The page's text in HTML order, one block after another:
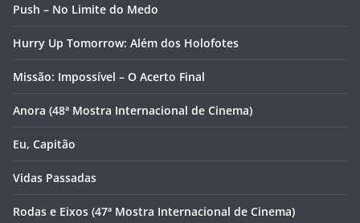
Push – No Limite do Medo
Hurry Up Tomorrow: Além dos Holofotes
Missão: Impossível – O Acerto Final
Anora (48ª Mostra Internacional de Cinema)
Eu, Capitão
Vidas Passadas
Rodas e Eixos (47ª Mostra Internacional de Cinema)